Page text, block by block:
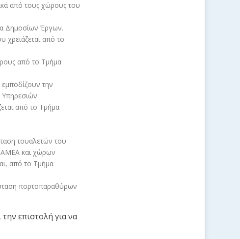
από τους χώρους του
Δημοσίων Έργων.
από το
από το Τμήμα
την
από το Τμήμα
τουαλετών του
ΑΜΕΑ και χώρων
από το Τμήμα
πορτοπαραθύρων
επιστολή για να